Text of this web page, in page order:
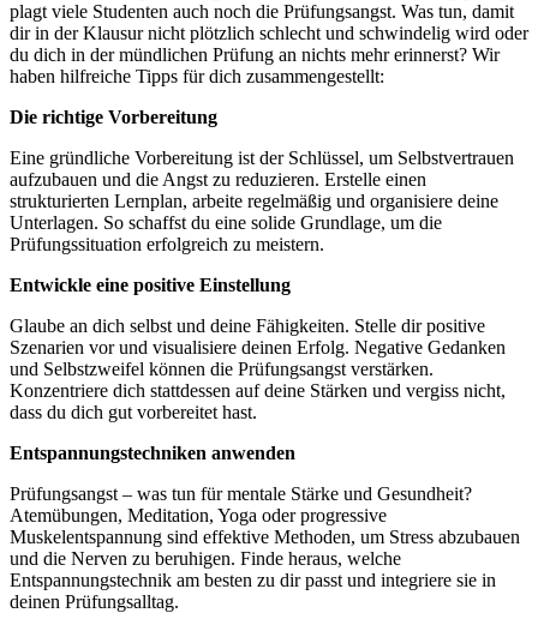
plagt viele Studenten auch noch die Prüfungsangst. Was tun, damit
dir in der Klausur nicht plötzlich schlecht und schwindelig wird oder
du dich in der mündlichen Prüfung an nichts mehr erinnerst? Wir
haben hilfreiche Tipps für dich zusammengestellt:
Die richtige Vorbereitung
Eine gründliche Vorbereitung ist der Schlüssel, um Selbstvertrauen
aufzubauen und die Angst zu reduzieren. Erstelle einen
strukturierten Lernplan, arbeite regelmäßig und organisiere deine
Unterlagen. So schaffst du eine solide Grundlage, um die
Prüfungssituation erfolgreich zu meistern.
Entwickle eine positive Einstellung
Glaube an dich selbst und deine Fähigkeiten. Stelle dir positive
Szenarien vor und visualisiere deinen Erfolg. Negative Gedanken
und Selbstzweifel können die Prüfungsangst verstärken.
Konzentriere dich stattdessen auf deine Stärken und vergiss nicht,
dass du dich gut vorbereitet hast.
Entspannungstechniken anwenden
Prüfungsangst – was tun für mentale Stärke und Gesundheit?
Atemübungen, Meditation, Yoga oder progressive
Muskelentspannung sind effektive Methoden, um Stress abzubauen
und die Nerven zu beruhigen. Finde heraus, welche
Entspannungstechnik am besten zu dir passt und integriere sie in
deinen Prüfungsalltag.